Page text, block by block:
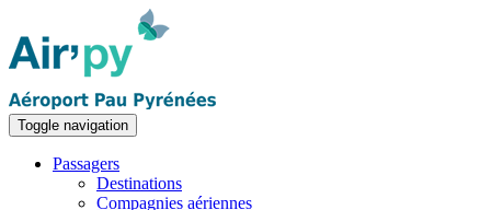
Toggle navigation
Passagers
Destinations
Compagnies aériennes